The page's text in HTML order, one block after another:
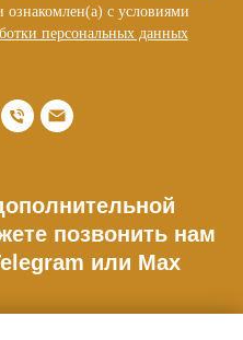
ознакомлен(а) с условиями
персональных данных
позвонить нам
или Max